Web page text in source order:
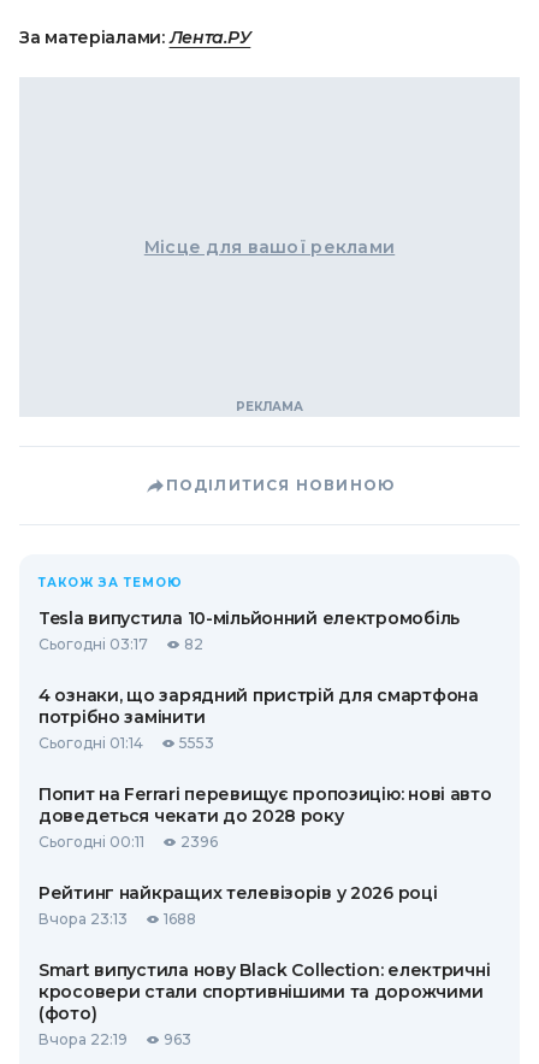
За матеріалами:Лента.РУ
Місце для вашої реклами
ПОДІЛИТИСЯ НОВИНОЮ
ТАКОЖ ЗА ТЕМОЮ
Tesla випустила 10-мільйонний електромобіль
Сьогодні 03:17 82
4 ознаки, що зарядний пристрій для смартфона
потрібно замінити
Сьогодні 01:14 5553
Попит на Ferrari перевищує пропозицію: нові авто
доведеться чекати до 2028 року
Сьогодні 00:11 2396
Рейтинг найкращих телевізорів у 2026 році
Вчора 23:13 1688
Smart випустила нову Black Collection: електричні
кросовери стали спортивнішими та дорожчими
(фото)
Вчора 22:19 963